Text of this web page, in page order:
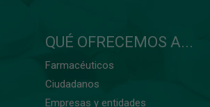
QUÉ OFRECEMOS A...
Farmacéuticos
Ciudadanos
Empresas y entidades